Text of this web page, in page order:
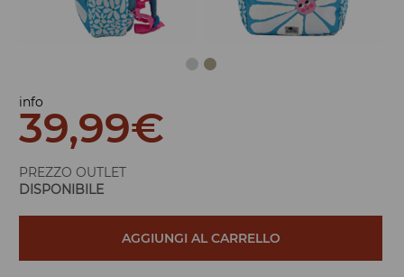
info
39,99€
PREZZO OUTLET
DISPONIBILE
AGGIUNGI AL CARRELLO